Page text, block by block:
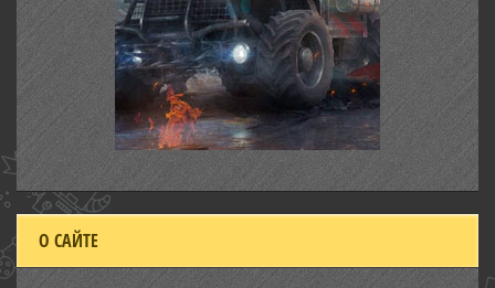
О САЙТЕ